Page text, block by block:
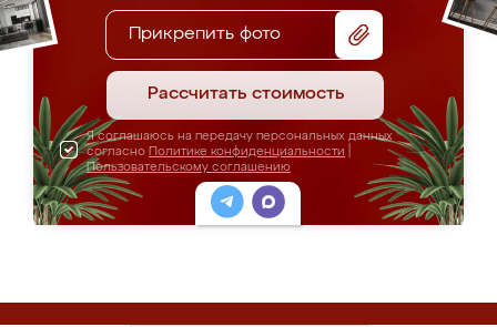
Прикрепить фото
Рассчитать стоимость
Я соглашаюсь на передачу персональных данных
согласно Политике конфиденциальности
Пользовательскому соглашению